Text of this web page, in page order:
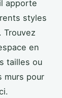
apporte
styles
Trouvez
en
tailles ou
murs pour